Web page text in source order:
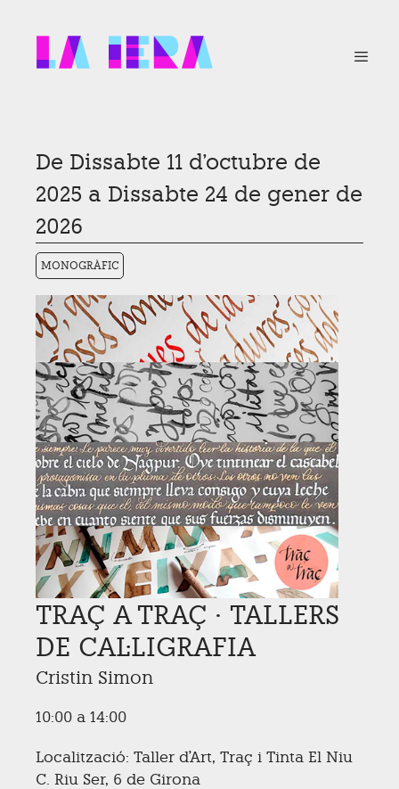
contingut
De Dissabte 11 d'octubre de
2025 a Dissabte 24 de gener de
2026
MONOGRÀFIC
TRAÇ A TRAÇ · TALLERS
DE CAL·LIGRAFIA
Cristin Simon
10:00 a 14:00
Localització: Taller d'Art, Traç i Tinta El Niu
C. Riu Ser, 6 de Girona